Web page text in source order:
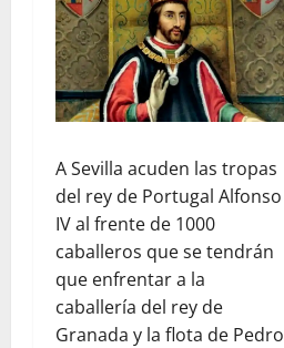
A Sevilla acuden las tropas
del rey de Portugal Alfonso
IV al frente de 1000
caballeros que se tendrán
que enfrentar a la
caballería del rey de
Granada y la flota de Pedro